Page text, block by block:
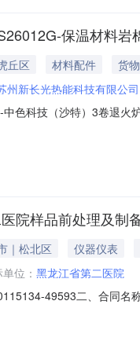
保温材料岩
丘区 材料配件
货物
州新长光热能科技有限公司
色科技（沙特）3卷退
甲方要求其他交付要求
院样品前处理及制
｜松北区
仪器仪表
位： 黑龙江省第二医院
49593二、合同名
黑龙江省佳木斯市向阳